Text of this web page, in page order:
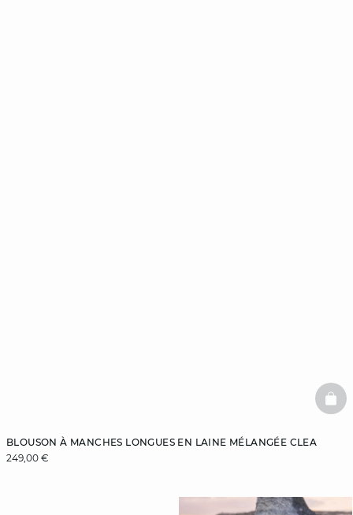
BLOUSON À MANCHES LONGUES EN LAINE MÉLANGÉE CLEA
249,00 €